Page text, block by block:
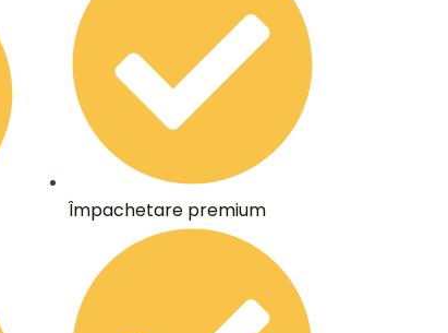
Împachetare premium